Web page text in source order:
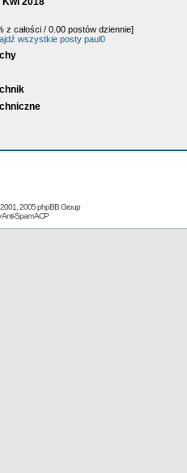
z całości / 0.00 postów dziennie]
wszystkie posty paul0
2005 phpBB Group
Anti-Spam ACP